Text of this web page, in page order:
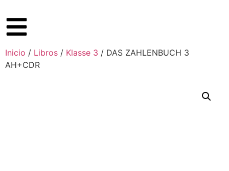
Inicio / Libros / Klasse 3 / DAS ZAHLENBUCH 3
AH+CDR